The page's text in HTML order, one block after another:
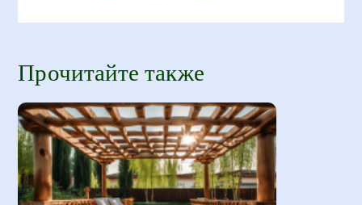
Прочитайте также